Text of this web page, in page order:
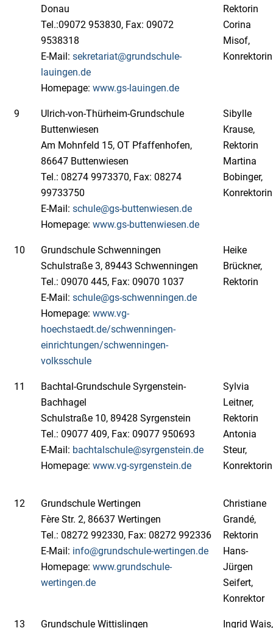
Donau
Tel.:09072 953830, Fax: 09072
9538318
E-Mail: sekretariat@grundschule-
lauingen.de
Homepage: www.gs-lauingen.de
Rektorin
Corina
Misof,
Konrektorin
9
Ulrich-von-Thürheim-Grundschule
Buttenwiesen
Am Mohnfeld 15, OT Pfaffenhofen,
86647 Buttenwiesen
Tel.: 08274 9973370, Fax: 08274
99733750
E-Mail: schule@gs-buttenwiesen.de
Homepage: www.gs-buttenwiesen.de
Sibylle
Krause,
Rektorin
Martina
Bobinger,
Konrektorin
10
Grundschule Schwenningen
Schulstraße 3, 89443 Schwenningen
Tel.: 09070 445, Fax: 09070 1037
E-Mail: schule@gs-schwenningen.de
Homepage: www.vg-
hoechstaedt.de/schwenningen-
einrichtungen/schwenningen-
volksschule
Heike
Brückner,
Rektorin
11
Bachtal-Grundschule Syrgenstein-
Bachhagel
Schulstraße 10, 89428 Syrgenstein
Tel.: 09077 409, Fax: 09077 950693
E-Mail: bachtalschule@syrgenstein.de
Homepage: www.vg-syrgenstein.de
Sylvia
Leitner,
Rektorin
Antonia
Steur,
Konrektorin
12
Grundschule Wertingen
Fère Str. 2, 86637 Wertingen
Tel.: 08272 992330, Fax: 08272 992336
E-Mail: info@grundschule-wertingen.de
Homepage: www.grundschule-
wertingen.de
Christiane
Grandé,
Rektorin
Hans-
Jürgen
Seifert,
Konrektor
13
Grundschule Wittislingen
Ingrid Wais,